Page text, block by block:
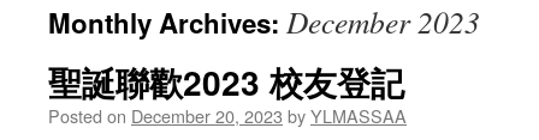
Monthly Archives: December 2023
聖誕聯歡2023 校友登記
Posted on December 20, 2023 byYLMASSAA